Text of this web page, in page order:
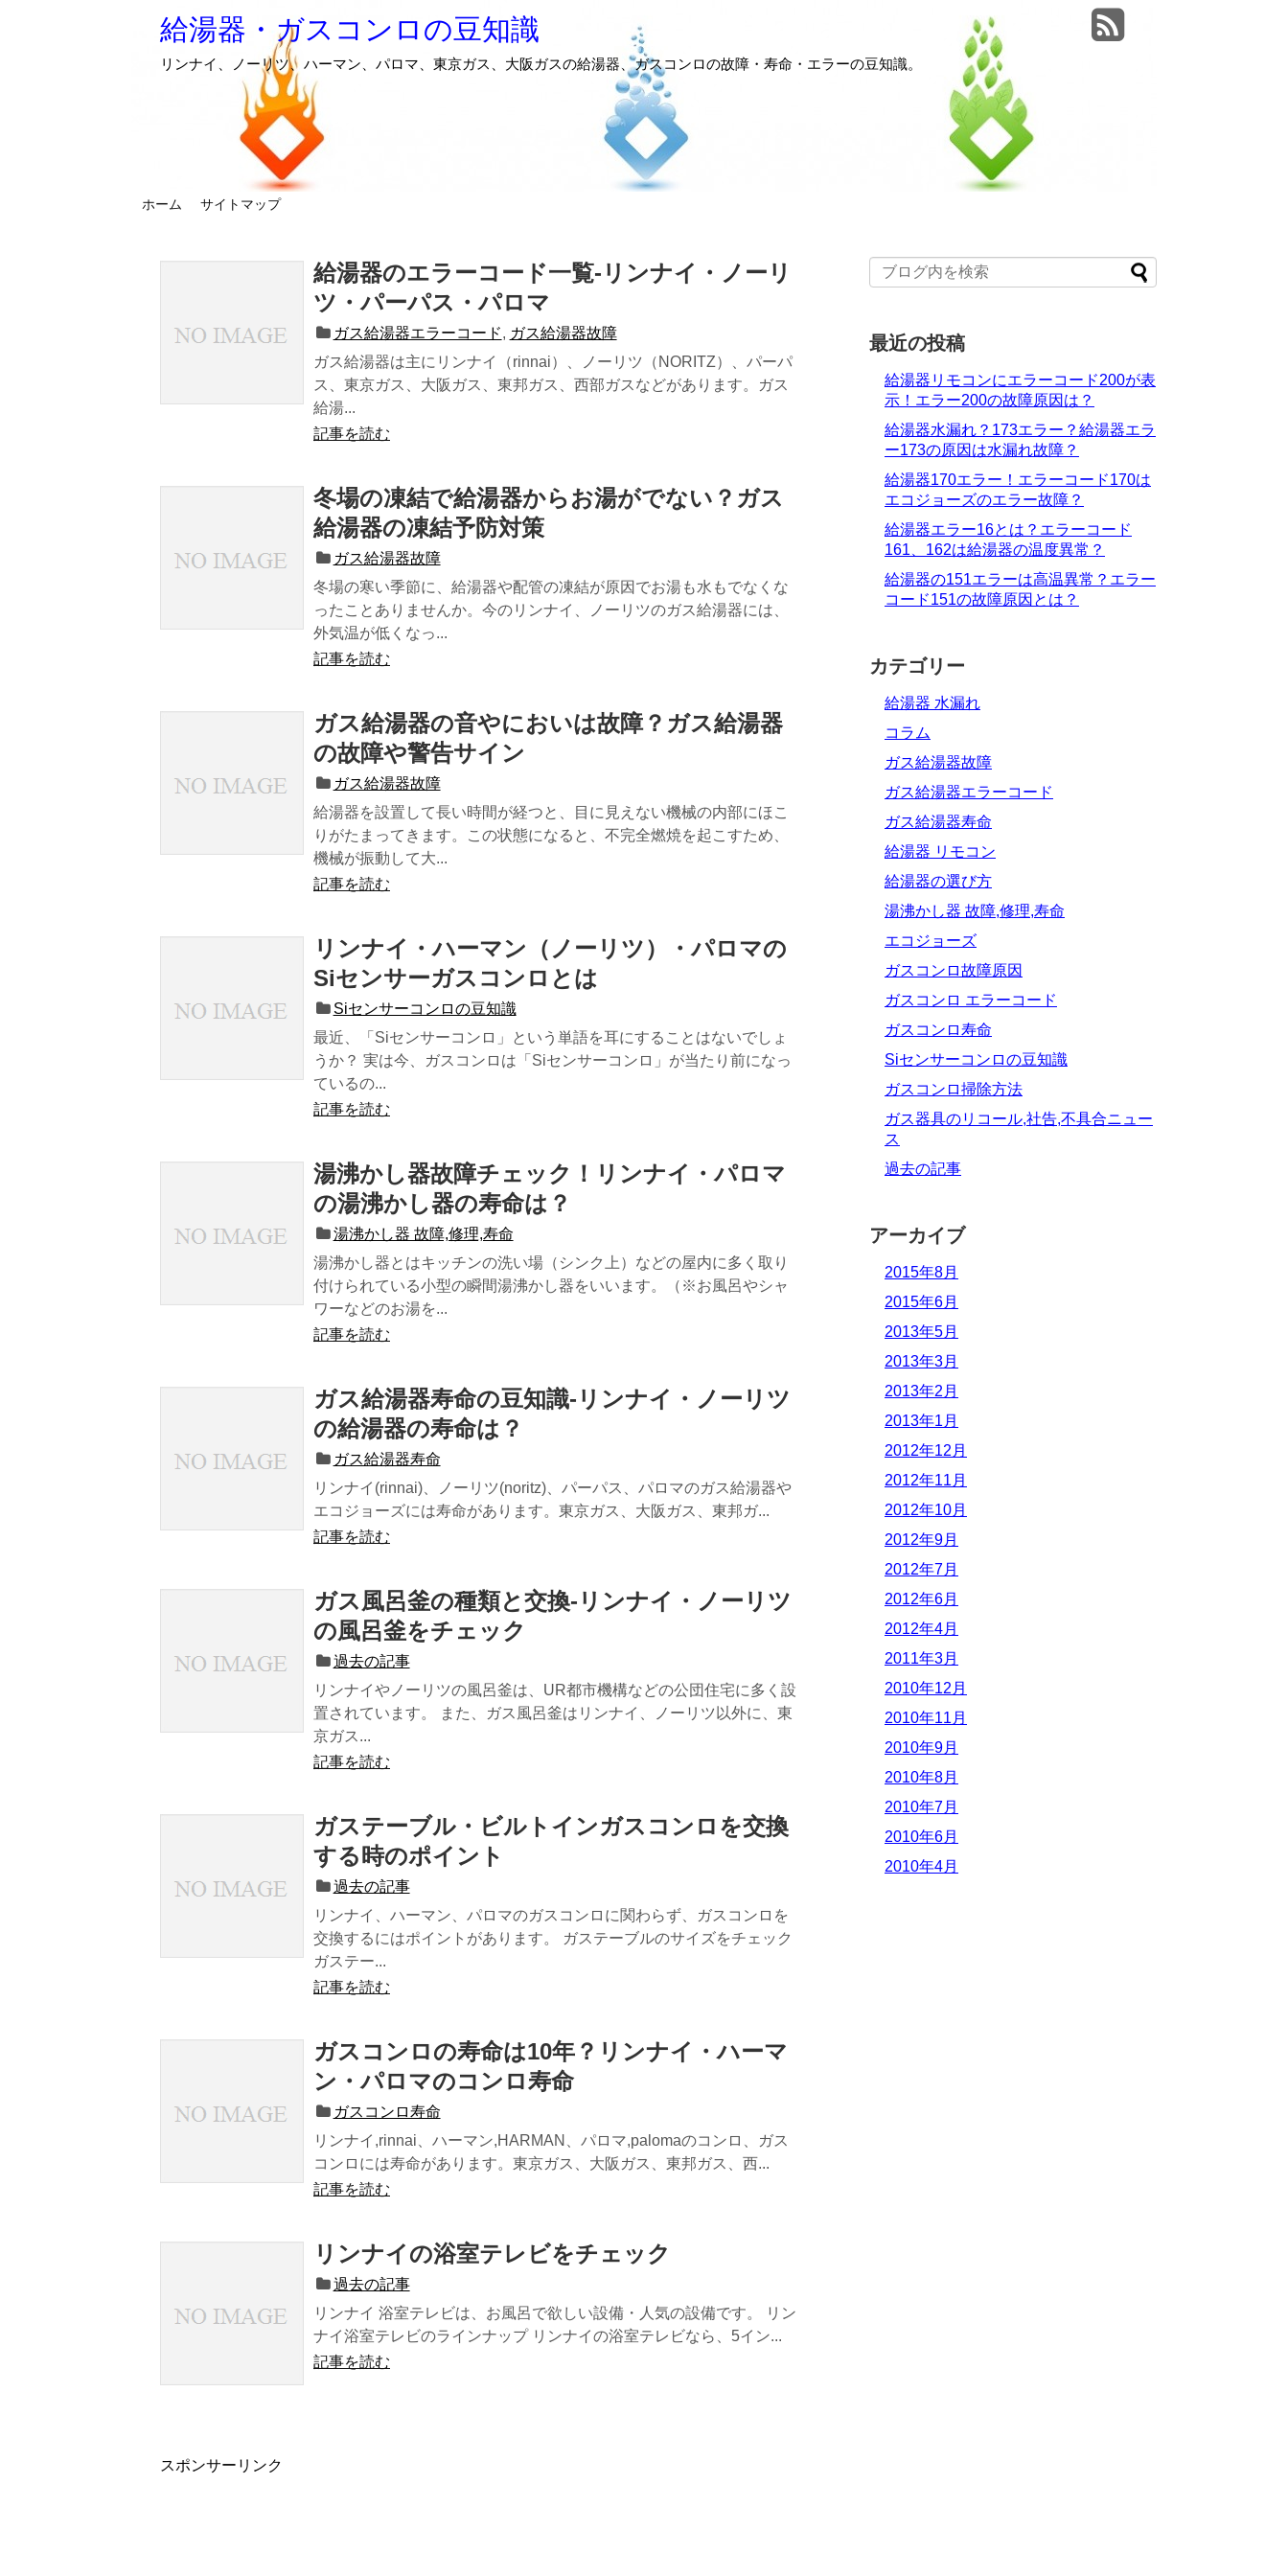
給湯器・ガスコンロの豆知識
リンナイ、ノーリツ、ハーマン、パロマ、東京ガス、大阪ガスの給湯器、ガスコンロの故障・寿命・エラーの豆知識。
ホーム サイトマップ
給湯器のエラーコード一覧-リンナイ・ノーリ
ツ・パーパス・パロマ
ガス給湯器エラーコード, ガス給湯器故障
ガス給湯器は主にリンナイ（rinnai）、ノーリツ（NORITZ）、パーパ
ス、東京ガス、大阪ガス、東邦ガス、西部ガスなどがあります。ガス
給湯...
記事を読む
冬場の凍結で給湯器からお湯がでない？ガス
給湯器の凍結予防対策
ガス給湯器故障
冬場の寒い季節に、給湯器や配管の凍結が原因でお湯も水もでなくな
ったことありませんか。今のリンナイ、ノーリツのガス給湯器には、
外気温が低くなっ...
記事を読む
ガス給湯器の音やにおいは故障？ガス給湯器
の故障や警告サイン
ガス給湯器故障
給湯器を設置して長い時間が経つと、目に見えない機械の内部にほこ
りがたまってきます。この状態になると、不完全燃焼を起こすため、
機械が振動して大...
記事を読む
リンナイ・ハーマン（ノーリツ）・パロマの
Siセンサーガスコンロとは
Siセンサーコンロの豆知識
最近、「Siセンサーコンロ」という単語を耳にすることはないでしょ
うか？ 実は今、ガスコンロは「Siセンサーコンロ」が当たり前になっ
ているの...
記事を読む
湯沸かし器故障チェック！リンナイ・パロマ
の湯沸かし器の寿命は？
湯沸かし器 故障,修理,寿命
湯沸かし器とはキッチンの洗い場（シンク上）などの屋内に多く取り
付けられている小型の瞬間湯沸かし器をいいます。（※お風呂やシャ
ワーなどのお湯を...
記事を読む
ガス給湯器寿命の豆知識-リンナイ・ノーリツ
の給湯器の寿命は？
ガス給湯器寿命
リンナイ(rinnai)、ノーリツ(noritz)、パーパス、パロマのガス給湯器や
エコジョーズには寿命があります。東京ガス、大阪ガス、東邦ガ...
記事を読む
ガス風呂釜の種類と交換-リンナイ・ノーリツ
の風呂釜をチェック
過去の記事
リンナイやノーリツの風呂釜は、UR都市機構などの公団住宅に多く設
置されています。 また、ガス風呂釜はリンナイ、ノーリツ以外に、東
京ガス...
記事を読む
ガステーブル・ビルトインガスコンロを交換
する時のポイント
過去の記事
リンナイ、ハーマン、パロマのガスコンロに関わらず、ガスコンロを
交換するにはポイントがあります。 ガステーブルのサイズをチェック
ガステー...
記事を読む
ガスコンロの寿命は10年？リンナイ・ハーマ
ン・パロマのコンロ寿命
ガスコンロ寿命
リンナイ,rinnai、ハーマン,HARMAN、パロマ,palomaのコンロ、ガス
コンロには寿命があります。東京ガス、大阪ガス、東邦ガス、西...
記事を読む
リンナイの浴室テレビをチェック
過去の記事
リンナイ 浴室テレビは、お風呂で欲しい設備・人気の設備です。 リン
ナイ浴室テレビのラインナップ リンナイの浴室テレビなら、5イン...
記事を読む
スポンサーリンク
最近の投稿
給湯器リモコンにエラーコード200が表
示！エラー200の故障原因は？
給湯器水漏れ？173エラー？給湯器エラ
ー173の原因は水漏れ故障？
給湯器170エラー！エラーコード170は
エコジョーズのエラー故障？
給湯器エラー16とは？エラーコード
161、162は給湯器の温度異常？
給湯器の151エラーは高温異常？エラー
コード151の故障原因とは？
カテゴリー
給湯器 水漏れ
コラム
ガス給湯器故障
ガス給湯器エラーコード
ガス給湯器寿命
給湯器 リモコン
給湯器の選び方
湯沸かし器 故障,修理,寿命
エコジョーズ
ガスコンロ故障原因
ガスコンロ エラーコード
ガスコンロ寿命
Siセンサーコンロの豆知識
ガスコンロ掃除方法
ガス器具のリコール,社告,不具合ニュー
ス
過去の記事
アーカイブ
2015年8月
2015年6月
2013年5月
2013年3月
2013年2月
2013年1月
2012年12月
2012年11月
2012年10月
2012年9月
2012年7月
2012年6月
2012年4月
2011年3月
2010年12月
2010年11月
2010年9月
2010年8月
2010年7月
2010年6月
2010年4月